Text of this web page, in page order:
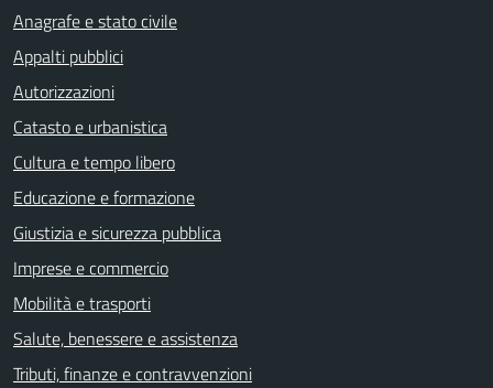
Anagrafe e stato civile
Appalti pubblici
Autorizzazioni
Catasto e urbanistica
Cultura e tempo libero
Educazione e formazione
Giustizia e sicurezza pubblica
Imprese e commercio
Mobilità e trasporti
Salute, benessere e assistenza
Tributi, finanze e contravvenzioni